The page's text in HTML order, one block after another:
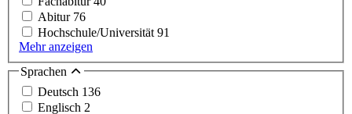
Abitur 76
Hochschule/Universität 91
Mehr anzeigen
Sprachen
Deutsch 136
Englisch 2